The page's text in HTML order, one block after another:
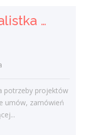
Specjalista / Specjalistka ds. Zakupów
potrzeby projektów
umów, zamówień